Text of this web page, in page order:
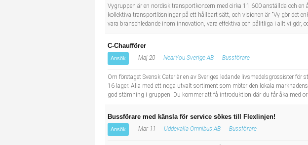
Sjuksköterska, grundutbildad
Undersköterska, vård- o specialavd. o mottagning
Vygruppen är en nordisk transportkoncern med cirka 11 600 anställda och
kollektiva transportlösningar på ett hållbart sätt, och visionen är "Vy gör det
vara branschledande inom innovation, vara effektiva och pålitliga i allt vi gör,
C-Chaufförer
Ansök Maj 20 NearYou Sverige AB Bussförare
Om företaget Svensk Cater är en av Sveriges ledande livsmedelsgrossister
16 lager. Alla med ett noga utvalt sortiment som möter den lokala
god stämning i gruppen. Du kommer att få introduktion där du får åka med
Bussförare med känsla för service sökes till Flexlinjen!
Ansök Mar 11 Uddevalla Omnibus AB Bussförare